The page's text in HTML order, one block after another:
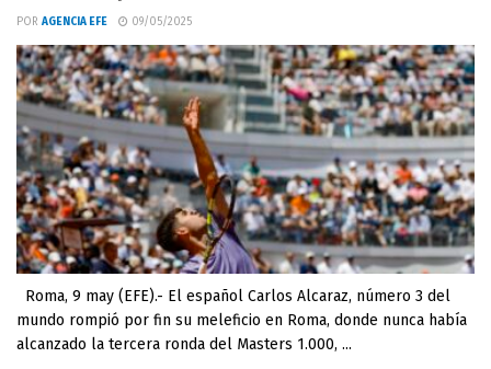
POR AGENCIA EFE 09/05/2025
Roma, 9 may (EFE).- El español Carlos Alcaraz, número 3 del
mundo rompió por fin su meleficio en Roma, donde nunca había
alcanzado la tercera ronda del Masters 1.000, ...